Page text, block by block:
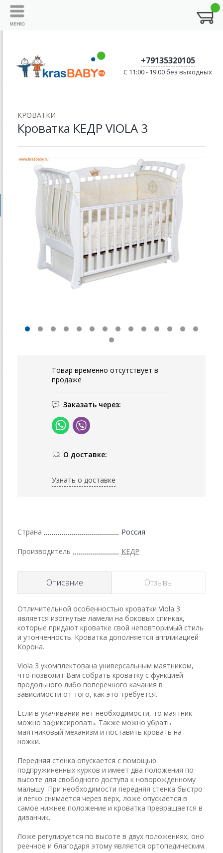
+79135320105
C 11:00 - 19:00 без выходных
КРОВАТКИ
Кроватка КЕДР VIOLA 3
Товар временно отсутствует в
продаже
Заказать через:
О доставке:
Узнать о доставке
Страна Россия
Производитель КЕДР
Описание Отзывы
Отличительной особенностью кроватки Viola 3
является изогнутые ламели на боковых спинках,
которые придают кроватке свой неповторимый стиль
и утонченность. Кроватка дополняется аппликацией
Корона.
Viola 3 укомплектована универсальным маятником,
что позволит Вам собрать кроватку с функцией
продольного либо поперечного качания в
зависимости от того, как это требуется.
Если в укачивании нет необходимости, то маятник
можно зафиксировать. Также можно убрать
маятниковый механизм и поставить кровать на
ножки.
Передняя стенка опускается с помощью
подпружиненных курков и имеет два положения по
высоте для свободного доступа к новорожденному
малышу. При необходимости передняя стенка быстро
и легко снимается через верх, ложе опускается в
самое нижнее положение и кроватка превращается в
диванчик.
Ложе регулируется по высоте в двух положениях, оно
реечное и благодаря этому является ортопедическим.